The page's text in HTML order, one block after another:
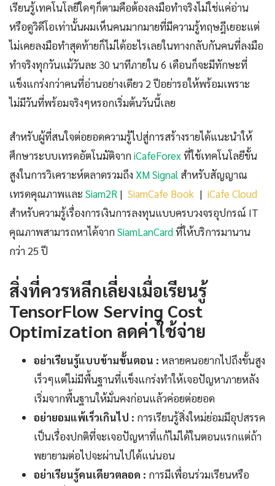
เรียนรู้เทคโนโลยีใดๆก็ตามคือต้องลงมือทำจริงไม่ใช่แค่อ่าน
หรือดูวิดีโอเท่านั้นผมเห็นคนมากมายที่มีความรู้ทฤษฎีเยอะแต่
ไม่เคยลงมือทำสุดท้ายก็ไม่ได้อะไรเลยในทางกลับกันคนที่ลงมือ
ทำจริงทุกวันแม้วันละ 30 นาทีภายใน 6 เดือนก็จะมีทักษะที่
แข็งแกร่งกว่าคนที่อ่านอย่างเดียว 2 ปีอย่ารอให้พร้อมเพราะ
ไม่มีวันที่พร้อมจริงๆหรอกเริ่มต้นวันนี้เลย
สำหรับผู้ที่สนใจต่อยอดความรู้ไปสู่การสร้างรายได้แนะนำให้
ศึกษาระบบเทรดอัตโนมัติจากiCafeForex ที่ใช้เทคโนโลยีขั้น
สูงในการวิเคราะห์ตลาดรวมถึง XM Signal สำหรับสัญญาณ
เทรดคุณภาพและ Siam2R | SiamCafe Book | iCafe Cloud
สำหรับความรู้เรื่องการเงินการลงทุนแบบครบวงจรอุปกรณ์ IT
คุณภาพสามารถหาได้จากSiamLanCardที่ให้บริการมานาน
กว่า 25 ปี
สิ่งที่ควรหลีกเลี่ยงเมื่อเรียนรู้
TensorFlow Serving Cost
Optimization ลดค่าใช้จ่าย
อย่าเรียนรู้แบบข้ามขั้นตอน : หลายคนอยากไปถึงขั้นสูง
เร็วๆแต่ไม่มีพื้นฐานที่แข็งแกร่งทำให้เจอปัญหาภายหลัง
เริ่มจากพื้นฐานให้มั่นคงก่อนแล้วค่อยต่อยอด
อย่ายอมแพ้เร็วเกินไป : การเรียนรู้สิ่งใหม่ย่อมมีอุปสรรค
เป็นเรื่องปกติที่จะเจอปัญหาที่แก้ไม่ได้ในตอนแรกแต่ถ้า
พยายามต่อไปจะผ่านไปได้แน่นอน
อย่าเรียนรู้คนเดียวตลอด : การมีเพื่อนร่วมเรียนหรือ